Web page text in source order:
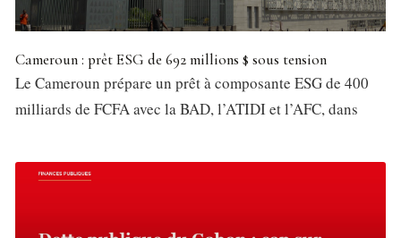
Cameroun : prêt ESG de 692 millions $ sous tension
Le Cameroun prépare un prêt à composante ESG de 400
milliards de FCFA avec la BAD, l’ATIDI et l’AFC, dans